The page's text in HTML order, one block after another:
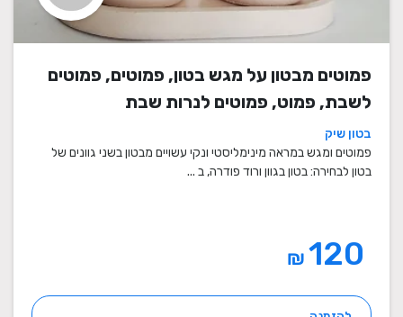
פמוטים מבטון על מגש בטון, פמוטים, פמוטים
לשבת, פמוט, פמוטים לנרות שבת
בטון שיק
פמוטים ומגש במראה מינימליסטי ונקי עשויים מבטון בשני גוונים של
בטון לבחירה: בטון בגוון ורוד פודרה, ב ...
₪